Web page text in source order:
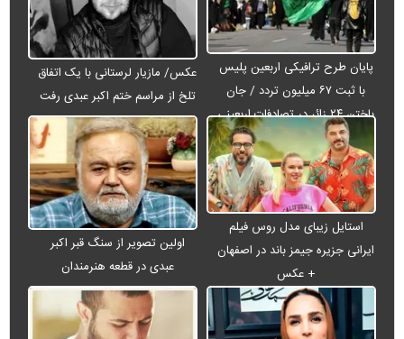
پایان طرح ترافیکی اربعین پلیس
با ثبت ۶۷ میلیون تردد / جان
باختن ۲۴ زائر در تصادفات اربعینی
عکس/ مازیار لرستانی با یک اتفاق
تلخ از مراسم ختم اکبر عبدی رفت
استایل زیبای مدل روس فیلم
ایرانی جزیره جیمز باند در اصفهان
+ عکس
اولین تصویر از سنگ قبر اکبر
عبدی در قطعه هنرمندان